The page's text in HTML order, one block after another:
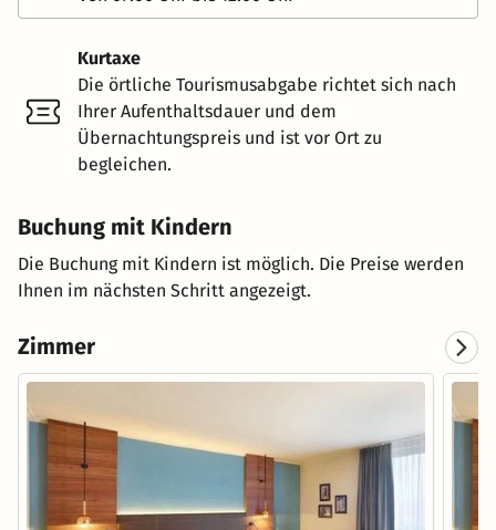
Kurtaxe
Die örtliche Tourismusabgabe richtet sich nach
Ihrer Aufenthaltsdauer und dem
Übernachtungspreis und ist vor Ort zu
begleichen.
Buchung mit Kindern
Die Buchung mit Kindern ist möglich. Die Preise werden
Ihnen im nächsten Schritt angezeigt.
Zimmer